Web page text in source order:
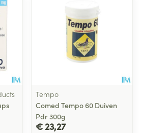
Tempo
Comed Tempo 60 Duiven
Pdr 300g
€ 23,27